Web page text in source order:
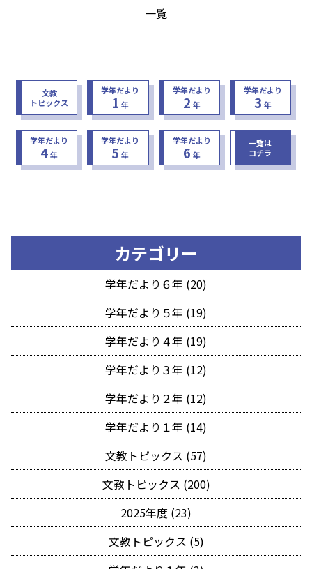
一覧
文教
トピックス
学年だより
1 年
学年だより
2 年
学年だより
3 年
学年だより
4年
学年だより
5 年
学年だより
6 年
一覧は
コチラ
カテゴリー
学年だより６年 (20)
学年だより５年 (19)
学年だより４年 (19)
学年だより３年 (12)
学年だより２年 (12)
学年だより１年 (14)
文教トピックス (57)
文教トピックス (200)
2025年度 (23)
文教トピックス (5)